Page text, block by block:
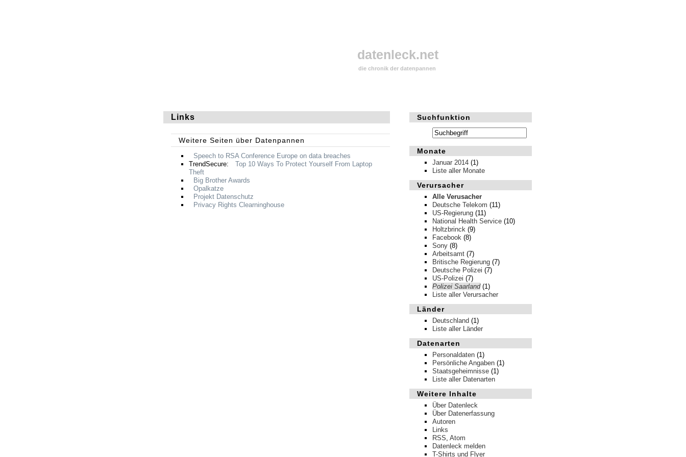
datenleck.net
die chronik der datenpannen
Suchfunktion
Monate
Januar 2014 (1)
Liste aller Monate
Verursacher
Alle Verusacher
Deutsche Telekom (11)
US-Regierung (11)
National Health Service (10)
Holtzbrinck (9)
Facebook (8)
Sony (8)
Arbeitsamt (7)
Britische Regierung (7)
Deutsche Polizei (7)
US-Polizei (7)
Polizei Saarland(1)
Liste aller Verursacher
Länder
Deutschland (1)
Liste aller Länder
Datenarten
Personaldaten (1)
Persönliche Angaben (1)
Staatsgeheimnisse (1)
Liste aller Datenarten
Weitere Inhalte
Über Datenleck
Über Datenerfassung
Autoren
Links
RSS, Atom
Datenleck melden
T-Shirts und Flyer
Links
Weitere Seiten über Datenpannen
Speech to RSAConference Europe on data breaches
TrendSecure:
Top 10 Ways To Protect Yourself From Laptop
Theft
Big Brother Awards
Opalkatze
Projekt Datenschutz
Privacy Rights Clearninghouse